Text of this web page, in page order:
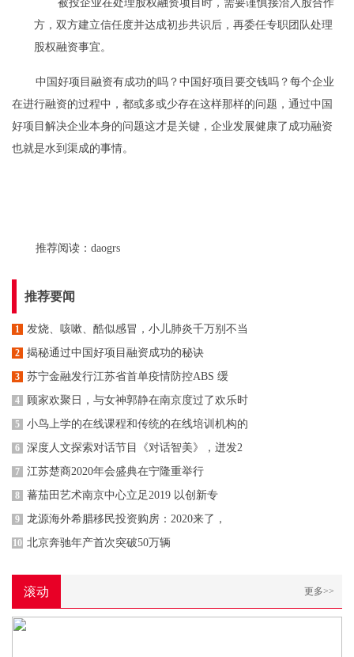
被投企业在处理股权融资项目时，需要谨慎接洽入股合作
方，双方建立信任度并达成初步共识后，再委任专职团队处理
股权融资事宜。
中国好项目融资有成功的吗？中国好项目要交钱吗？每个企业
在进行融资的过程中，都或多或少存在这样那样的问题，通过中国
好项目解决企业本身的问题这才是关键，企业发展健康了成功融资
也就是水到渠成的事情。
推荐阅读： daogrs
推荐要闻
1 发烧、咳嗽、酷似感冒，小儿肺炎千万别不当
2 揭秘通过中国好项目融资成功的秘诀
3 苏宁金融发行江苏省首单疫情防控ABS 缓
4 顾家欢聚日，与女神郭静在南京度过了欢乐时
5 小鸟上学的在线课程和传统的在线培训机构的
6 深度人文探索对话节目《对话智美》，迸发2
7 江苏楚商2020年会盛典在宁隆重举行
8 蕃茄田艺术南京中心立足2019 以创新专
9 龙源海外希腊移民投资购房：2020来了，
10 北京奔驰年产首次突破50万辆
滚动 更多>>